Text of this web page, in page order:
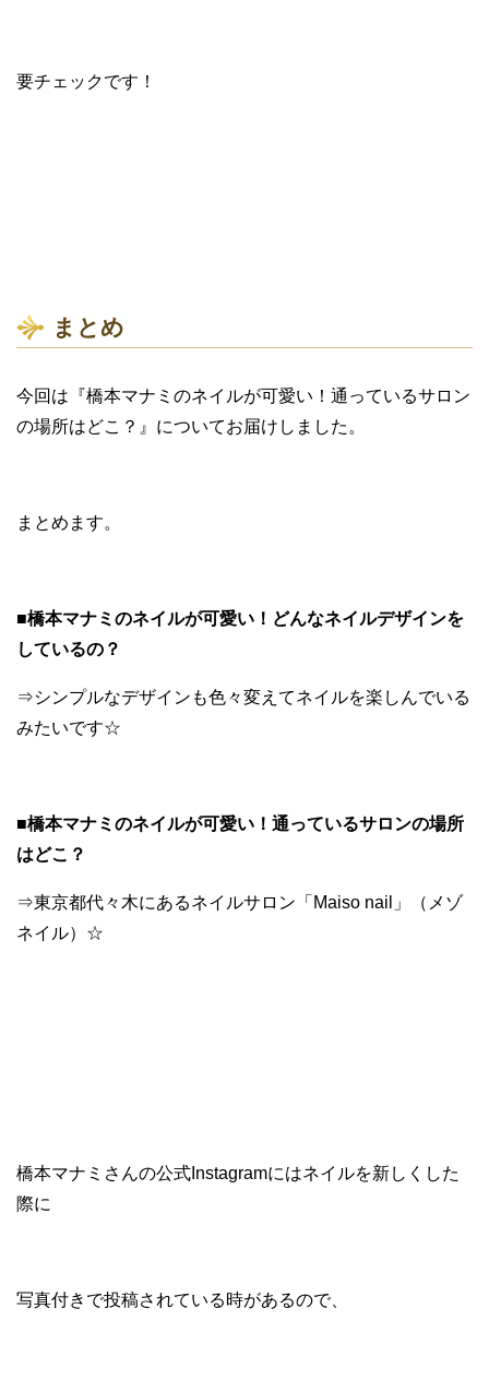
要チェックです！
まとめ
今回は『橋本マナミのネイルが可愛い！通っているサロン
の場所はどこ？』についてお届けしました。
まとめます。
■橋本マナミのネイルが可愛い！どんなネイルデザインを
しているの？
⇒シンプルなデザインも色々変えてネイルを楽しんでいる
みたいです☆
■橋本マナミのネイルが可愛い！通っているサロンの場所
はどこ？
⇒東京都代々木にあるネイルサロン「Maiso nail」（メゾ
ネイル）☆
橋本マナミさんの公式Instagramにはネイルを新しくした
際に
写真付きで投稿されている時があるので、